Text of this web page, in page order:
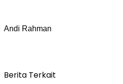
Andi Rahman
Berita Terkait